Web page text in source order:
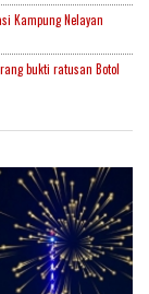
Kampung Nelayan
bukti ratusan Botol